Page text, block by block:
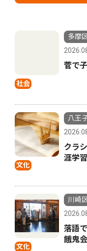
社会
多摩
菅で
文化
八王
クラ
涯学
文化
川崎
落語
餓鬼会